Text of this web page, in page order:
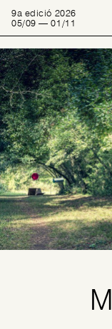
9a edició 2026
05/09 — 01/11